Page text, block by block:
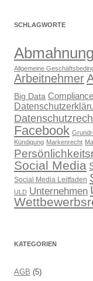
SCHLAGWORTE
Abmahnung
Allgemeine
Arbeitnehmer
Big Data Compliance
Facebook
Kündigung Markenrecht
Social Media
Social Media Leitfaden
ULD Unternehmen
KATEGORIEN
AGB (5)